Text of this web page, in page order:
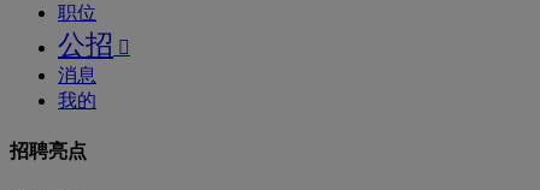
职位
公招 
消息
我的
招聘亮点